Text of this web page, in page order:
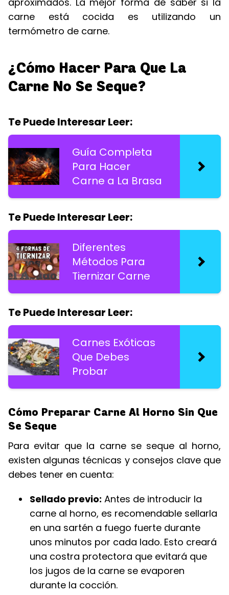
carne está cocida es utilizando un
termómetro de carne.
¿Cómo Hacer Para Que La
Carne No Se Seque?
Te Puede Interesar Leer:
Guía Completa
Para Hacer
Carne a La Brasa
Te Puede Interesar Leer:
Diferentes
Métodos Para
Tiernizar Carne
Te Puede Interesar Leer:
Carnes Exóticas
Que Debes
Probar
Cómo Preparar Carne Al Horno Sin Que
Se Seque
Para evitar que la carne se seque al horno,
existen algunas técnicas y consejos clave que
debes tener en cuenta:
Sellado previo: Antes de introducir la
carne al horno, es recomendable sellarla
en una sartén a fuego fuerte durante
unos minutos por cada lado. Esto creará
una costra protectora que evitará que
los jugos de la carne se evaporen
durante la cocción.